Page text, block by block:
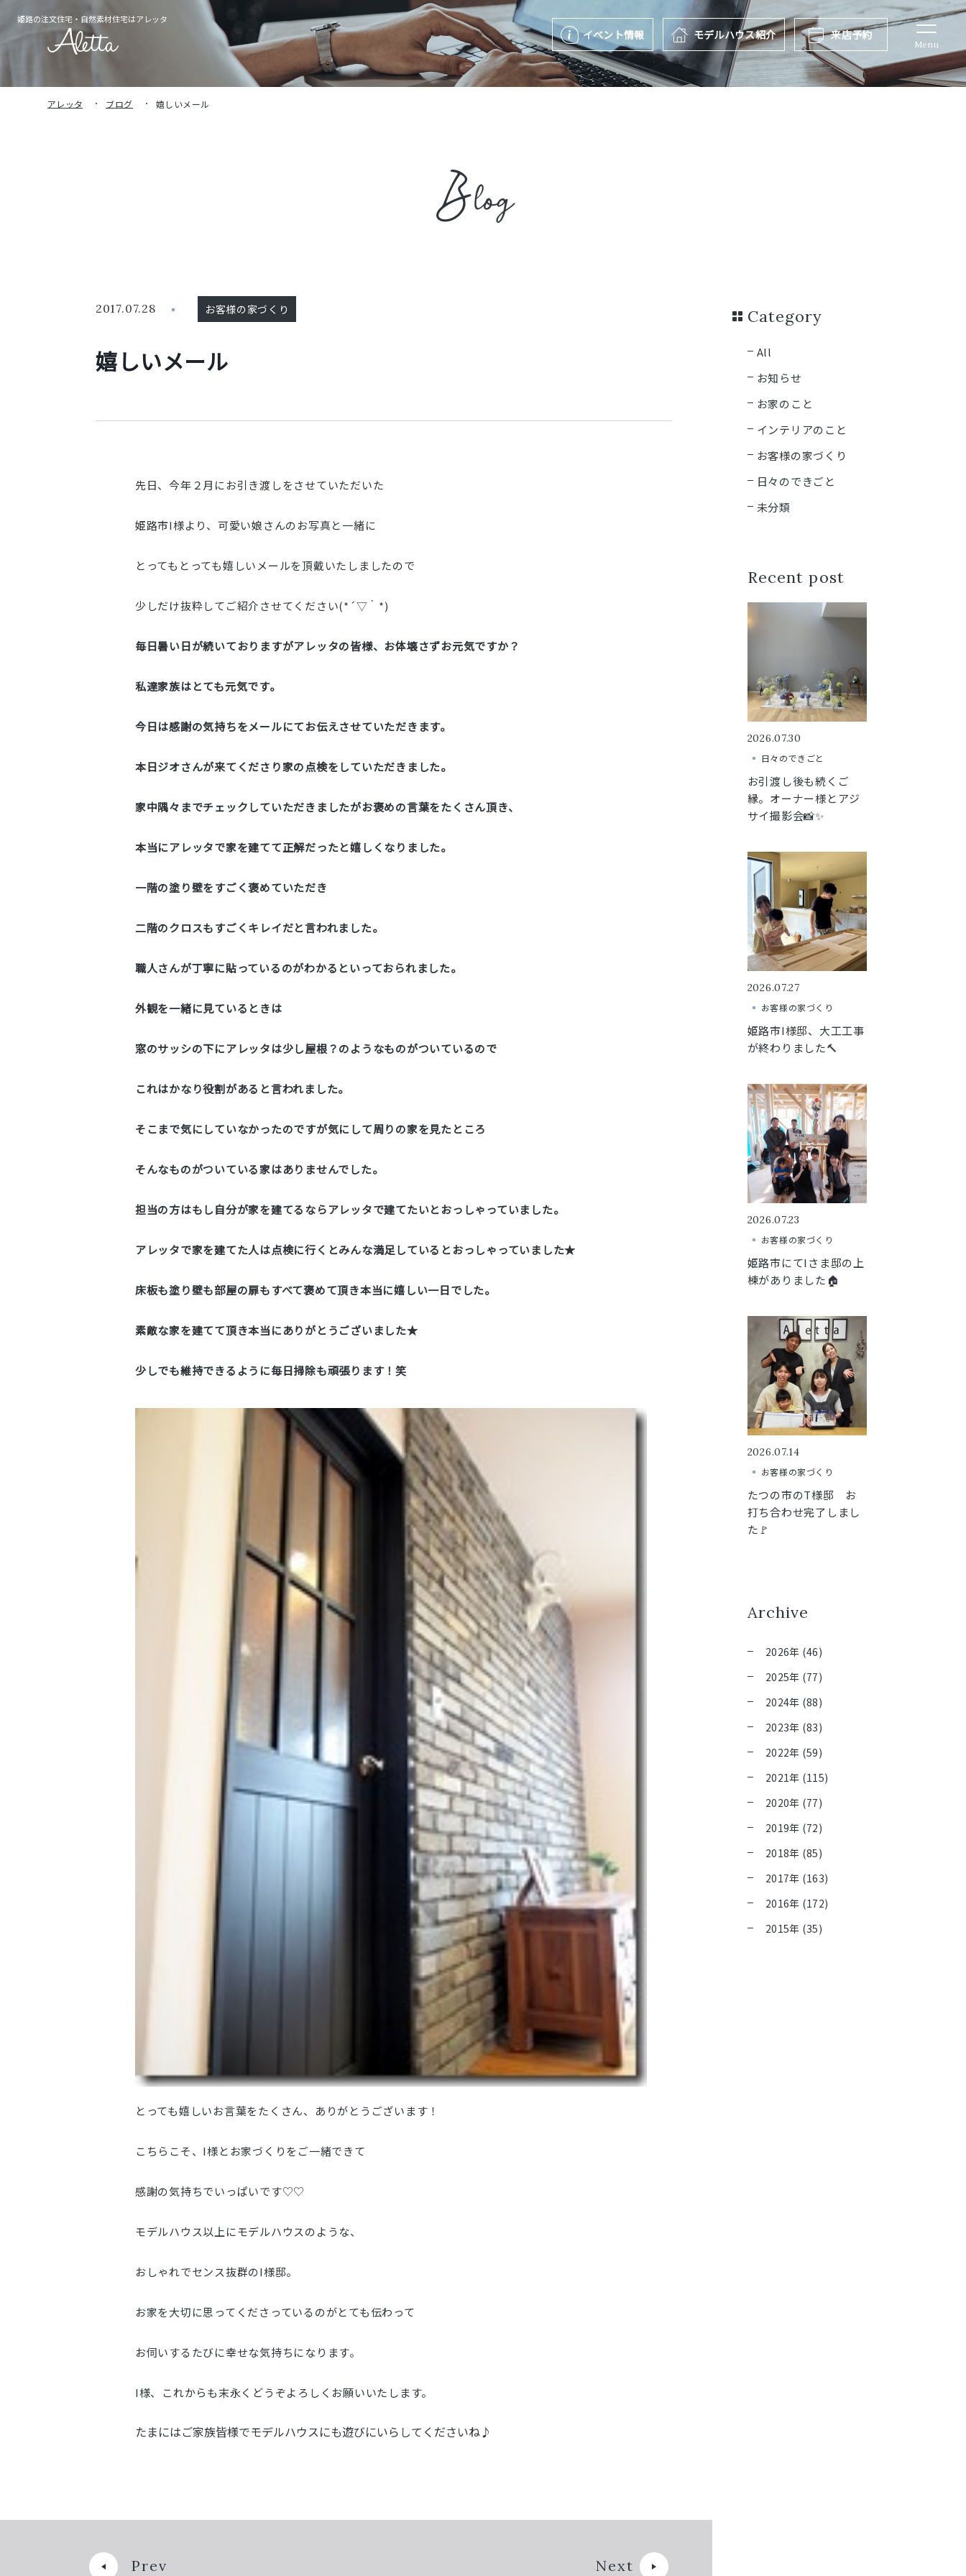
姫路の注文住宅・ 自然素材住宅はアレッタ
イベント情報 モデルハウス紹介 来店予約
Menu
アレッタ ブログ 嬉しいメール
2017.07.28 お客様の家づくり
嬉しいメール
先日、今年２月にお引き渡しをさせていただいた
姫路市I様より、可愛い娘さんのお写真と一緒に
とってもとっても嬉しいメールを頂戴いたしましたので
少しだけ抜粋してご紹介させてください(*´▽｀*)
毎日暑い日が続いておりますがアレッタの皆様、お体壊さずお元気ですか？
私達家族はとても元気です。
今日は感謝の気持ちをメールにてお伝えさせていただきます。
本日ジオさんが来てくださり家の点検をしていただきました。
家中隅々までチェックしていただきましたがお褒めの言葉をたくさん頂き、
本当にアレッタで家を建てて正解だったと嬉しくなりました。
一階の塗り壁をすごく褒めていただき
二階のクロスもすごくキレイだと言われました。
職人さんが丁寧に貼っているのがわかるといっておられました。
外観を一緒に見ているときは
窓のサッシの下にアレッタは少し屋根？のようなものがついているので
これはかなり役割があると言われました。
そこまで気にしていなかったのですが気にして周りの家を見たところ
そんなものがついている家はありませんでした。
担当の方はもし自分が家を建てるならアレッタで建てたいとおっしゃっていました。
アレッタで家を建てた人は点検に行くとみんな満足しているとおっしゃっていました★
床板も塗り壁も部屋の扉もすべて褒めて頂き本当に嬉しい一日でした。
素敵な家を建てて頂き本当にありがとうございました★
少しでも維持できるように毎日掃除も頑張ります！笑
とっても嬉しいお言葉をたくさん、ありがとうございます！
こちらこそ、I様とお家づくりをご一緒できて
感謝の気持ちでいっぱいです♡♡
モデルハウス以上にモデルハウスのような、
おしゃれでセンス抜群のI様邸。
お家を大切に思ってくださっているのがとても伝わって
お伺いするたびに幸せな気持ちになります。
I様、これからも末永くどうぞよろしくお願いいたします。
たまにはご家族皆様でモデルハウスにも遊びにいらしてくださいね♪
Prev Next
Category
All
お知らせ
お家のこと
インテリアのこと
お客様の家づくり
日々のできごと
未分類
Recent post
2026.07.30
日々のできごと
お引渡し後も続くご
縁。オーナー様とアジ
サイ撮影会📸✨
2026.07.27
お客様の家づくり
姫路市I様邸、大工工事
が終わりました🔨
2026.07.23
お客様の家づくり
姫路市にてIさま邸の上
棟がありました🏠
2026.07.14
お客様の家づくり
たつの市のT様邸 お
打ち合わせ完了しまし
た🚩
Archive
2026年 (46)
2025年 (77)
2024年 (88)
2023年 (83)
2022年 (59)
2021年 (115)
2020年 (77)
2019年 (72)
2018年 (85)
2017年 (163)
2016年 (172)
2015年 (35)